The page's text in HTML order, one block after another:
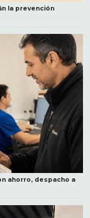
la prevención
ahorro, despacho a